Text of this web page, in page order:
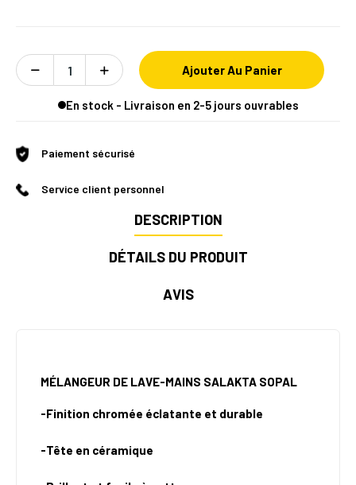
Ajouter Au Panier
En stock - Livraison en 2-5 jours ouvrables
Paiement sécurisé
Service client personnel
DESCRIPTION
DÉTAILS DU PRODUIT
AVIS
MÉLANGEUR DE LAVE-MAINS SALAKTA SOPAL
-Finition chromée éclatante et durable
-Tête en céramique